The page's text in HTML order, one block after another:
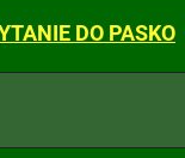
DO PASKO